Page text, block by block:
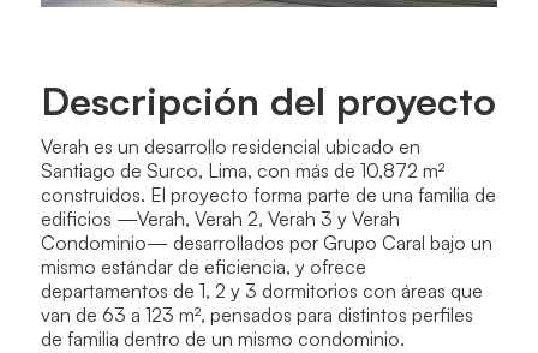
Descripción del proyecto
Verah es un desarrollo residencial ubicado en
Santiago de Surco, Lima, con más de 10,872 m²
construidos. El proyecto forma parte de una familia de
edificios —Verah, Verah 2, Verah 3 y Verah
Condominio— desarrollados por Grupo Caral bajo un
mismo estándar de eficiencia, y ofrece
departamentos de 1, 2 y 3 dormitorios con áreas que
van de 63 a 123 m², pensados para distintos perfiles
de familia dentro de un mismo condominio.